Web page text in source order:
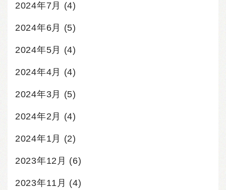
2024年7月 (4)
2024年6月 (5)
2024年5月 (4)
2024年4月 (4)
2024年3月 (5)
2024年2月 (4)
2024年1月 (2)
2023年12月 (6)
2023年11月 (4)